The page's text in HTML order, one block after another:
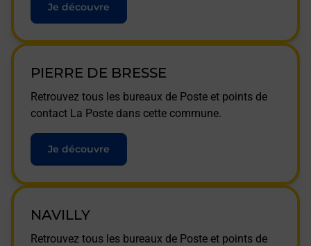
Je découvre
PIERRE DE BRESSE
Retrouvez tous les bureaux de Poste et points de
contact La Poste dans cette commune.
Je découvre
NAVILLY
Retrouvez tous les bureaux de Poste et points de